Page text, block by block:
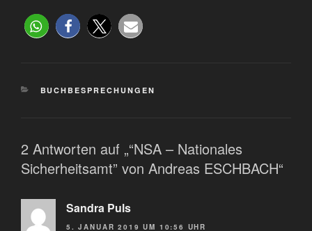
BUCHBESPRECHUNGEN
2 Antworten auf „“NSA – Nationales
Sicherheitsamt” von Andreas ESCHBACH“
Sandra Puls
5. JANUAR 2019 UM 10:56 UHR